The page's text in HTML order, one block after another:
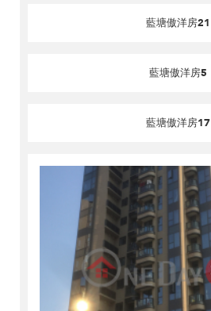
藍塘傲洋房21
藍塘傲洋房5
藍塘傲洋房17